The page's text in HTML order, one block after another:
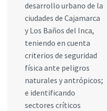
desarrollo urbano de la
ciudades de Cajamarca
y Los Baños del Inca,
teniendo en cuenta
criterios de seguridad
física ante peligros
naturales y antrópicos;
e identificando
sectores críticos